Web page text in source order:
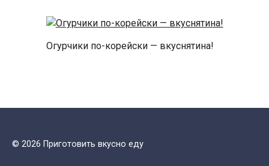
Огурчики по-корейски — вкуснятина!
© 2026 Приготовить вкусно еду